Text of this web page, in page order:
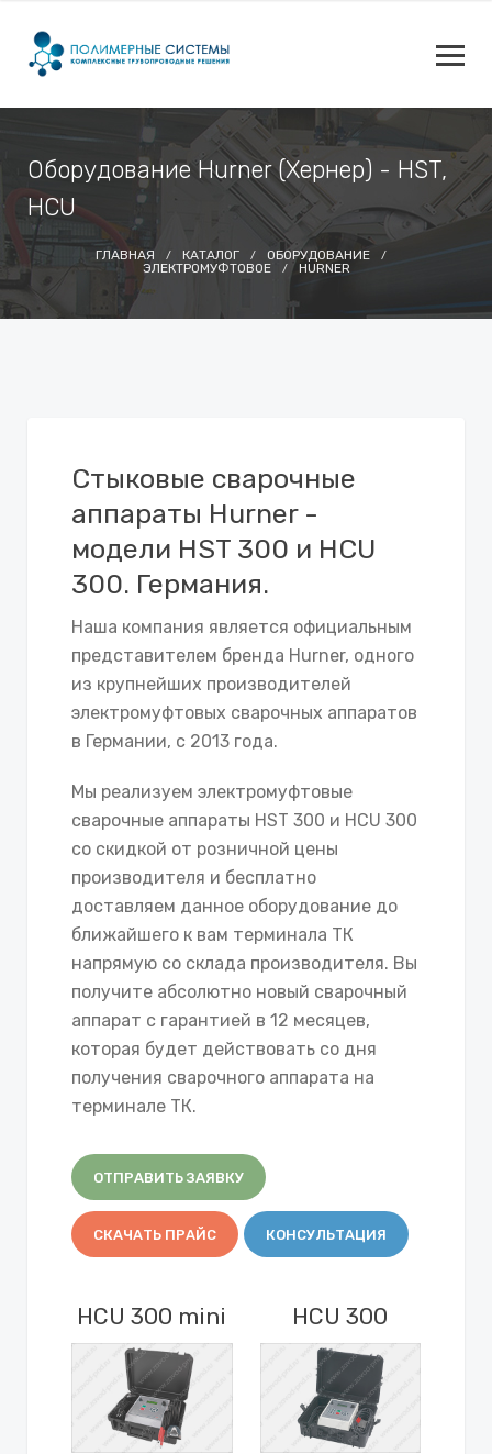
Оборудование Hurner (Хернер) - HST,
HCU
ГЛАВНАЯ КАТАЛОГ
ОБОРУДОВАНИЕ
ЭЛЕКТРОМУФТОВОЕ
HURNER
Стыковые сварочные
аппараты Hurner -
модели HST 300 и HCU
300. Германия.
Наша компания является официальным
представителем бренда Hurner, одного
из крупнейших производителей
электромуфтовых сварочных аппаратов
в Германии, с 2013 года.
Мы реализуем электромуфтовые
сварочные аппараты HST 300 и HCU 300
со скидкой от розничной цены
производителя и бесплатно
доставляем данное оборудование до
ближайшего к вам терминала ТК
напрямую со склада производителя. Вы
получите абсолютно новый сварочный
аппарат с гарантией в 12 месяцев,
которая будет действовать со дня
получения сварочного аппарата на
терминале ТК.
ОТПРАВИТЬ ЗАЯВКУ
СКАЧАТЬ ПРАЙС КОНСУЛЬТАЦИЯ
HCU 300 mini HCU 300